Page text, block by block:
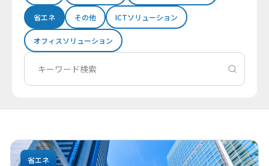
省エネ その他 ICTソリューション
オフィスソリューション
省エネ